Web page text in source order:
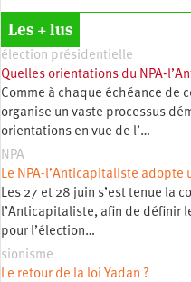
Les + lus
élection présidentielle
Quelles orientations du NPA-
Comme à chaque échéance de
organise un vaste processus
orientations en vue de l’…
NPA
Le NPA-l’Anticapitaliste
Les 27 et 28 juin s’est tenue la
l’Anticapitaliste, afin de définir
pour l’élection…
sionisme
Le retour de la loi Yadan ?